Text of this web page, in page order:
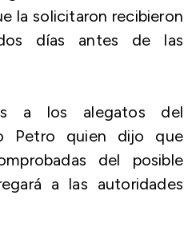
la solicitaron recibieron
días antes de las
a los alegatos del
Petro quien dijo que
del posible
a las autoridades